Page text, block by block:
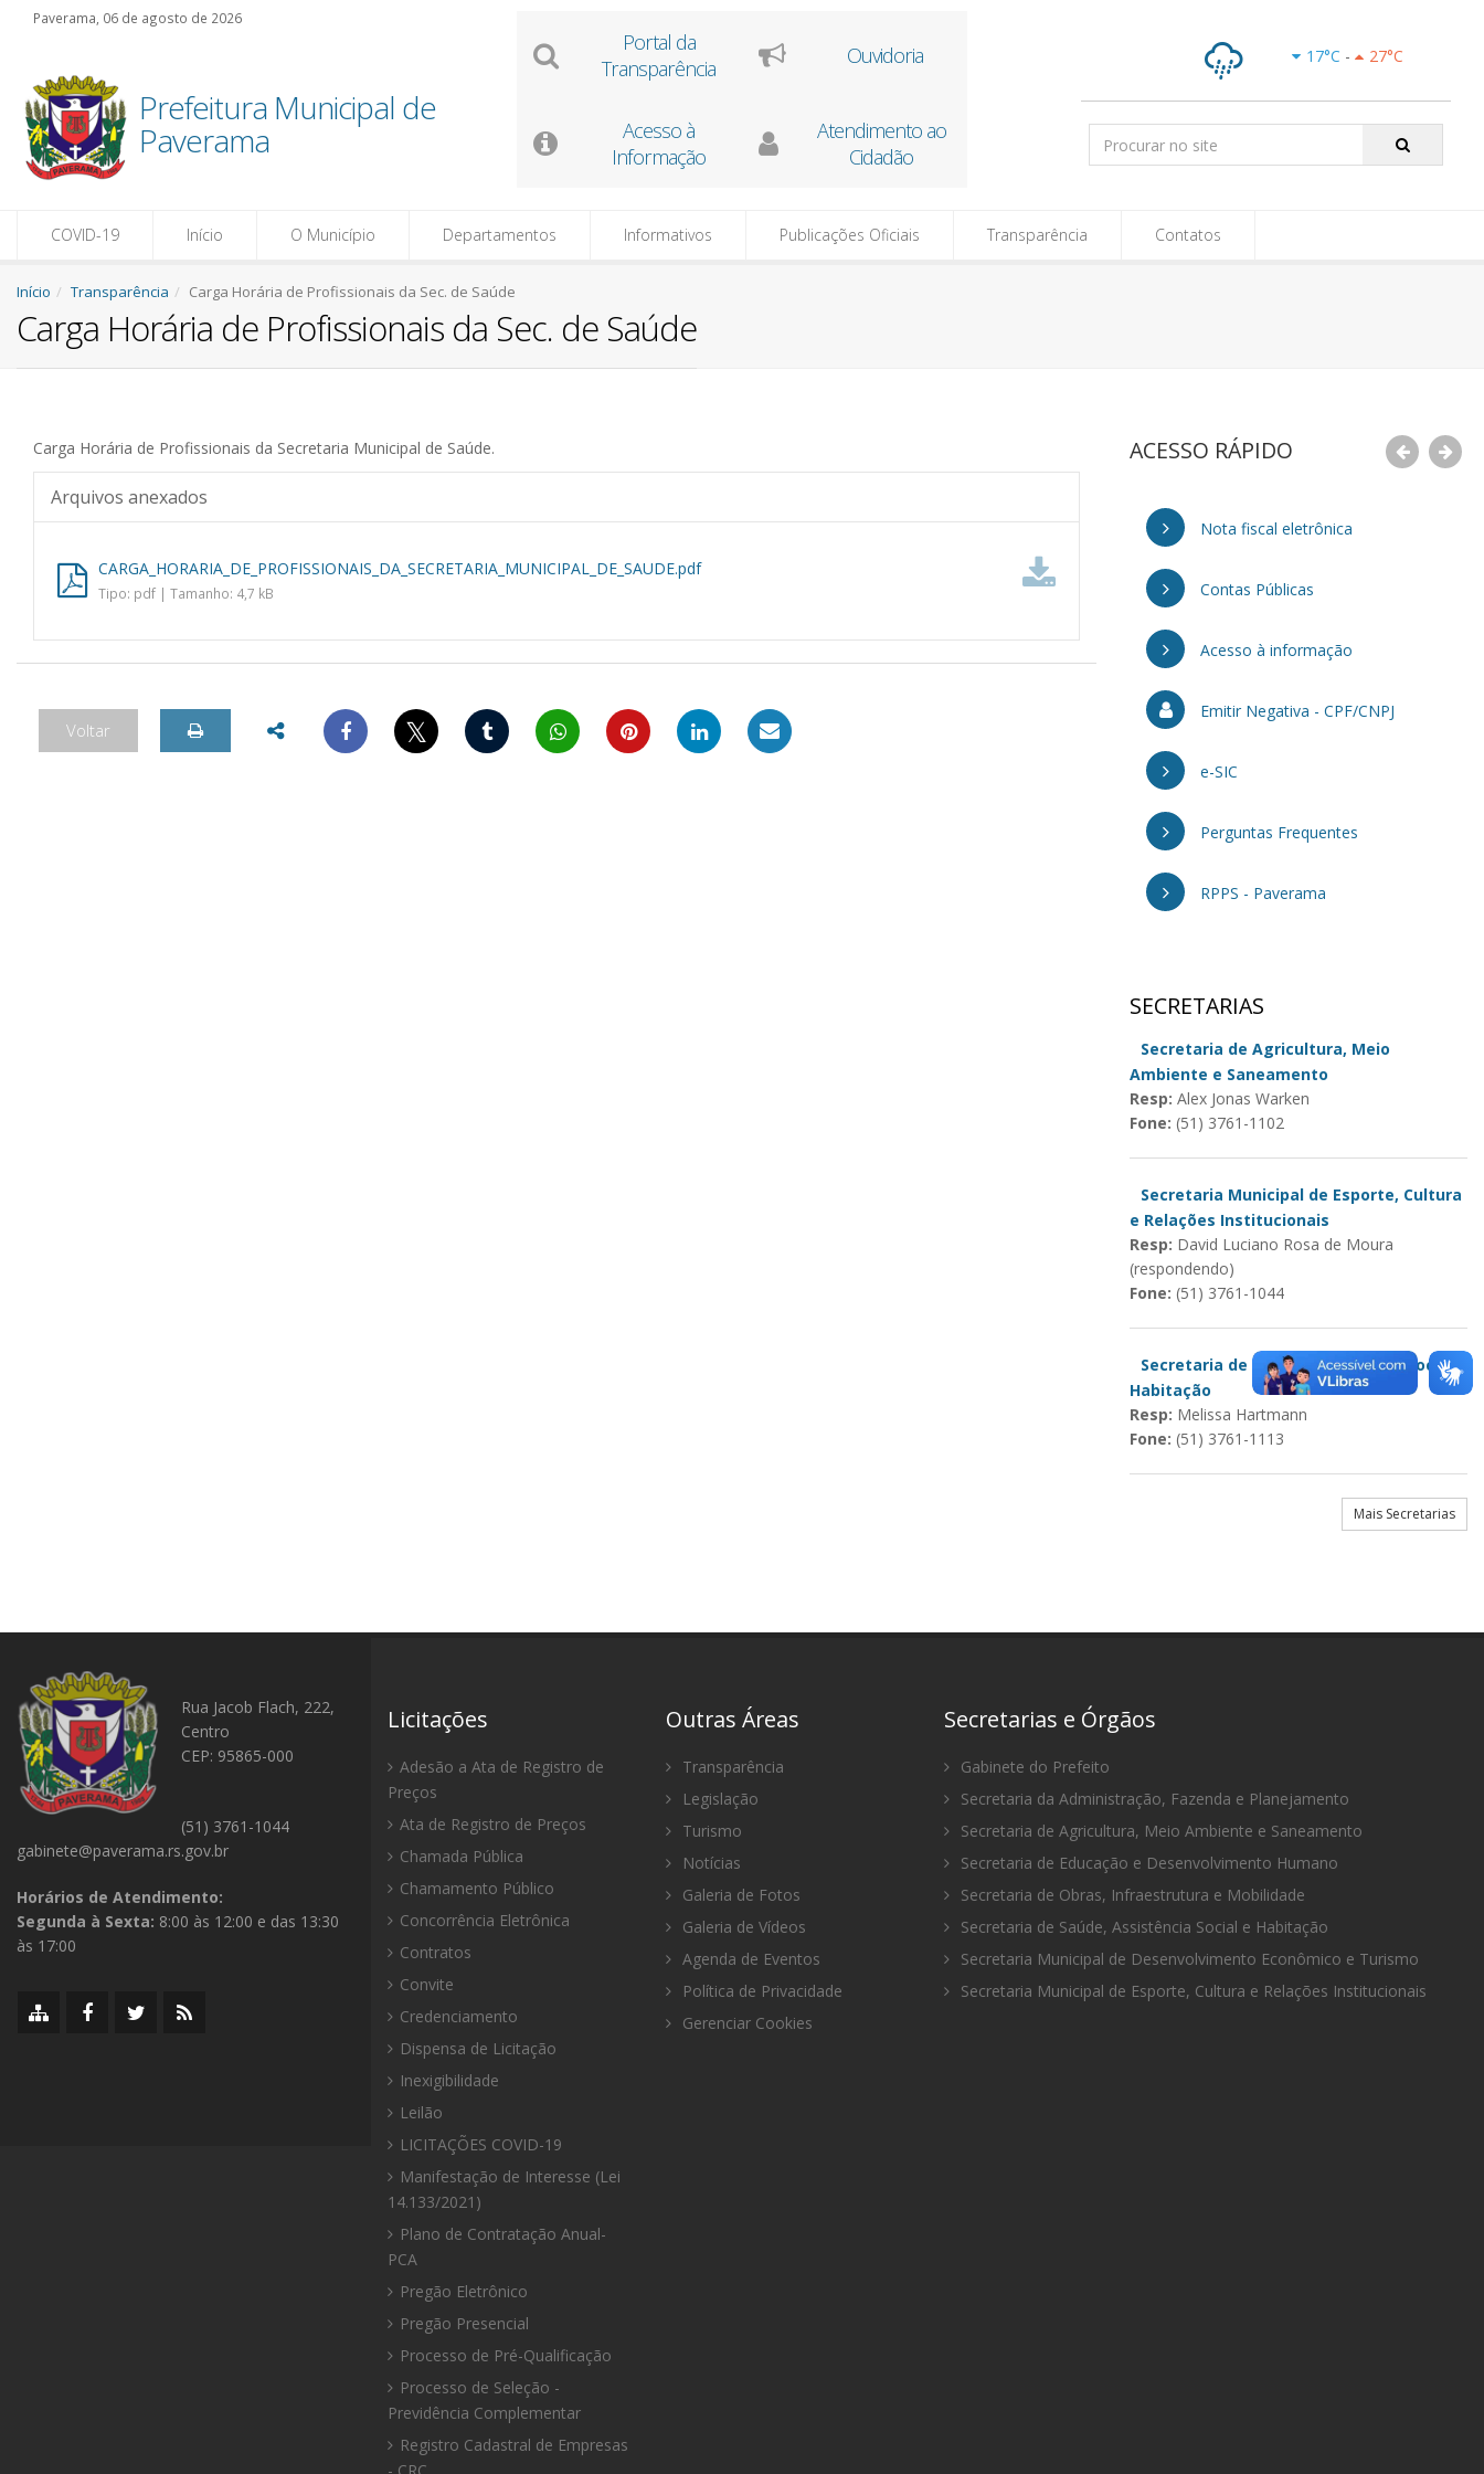
Paverama, 06 de agosto de 2026
Prefeitura Municipal de
Paverama
Portal da
Transparência
Ouvidoria
Acesso à
Informação
Atendimento ao
Cidadão
17°C - 27°C
Isoladas
Pesquisar:
COVID-19 Início O Município Departamentos Informativos Publicações Oficiais Transparência Contatos
Início Transparência Carga Horária de Profissionais da Sec. de Saúde
Carga Horária de Profissionais da Sec. de Saúde
Carga Horária de Profissionais da Secretaria Municipal de Saúde.
Arquivos anexados
CARGA_HORARIA_DE_PROFISSIONAIS_DA_SECRETARIA_MUNICIPAL_DE_SAUDE.pdf
Tipo: pdf | Tamanho: 4,7 kB
Voltar 𝕏
ACESSO RÁPIDO
Nota fiscal eletrônica
Contas Públicas
Acesso à informação
Emitir Negativa - CPF/CNPJ
e-SIC
Perguntas Frequentes
RPPS - Paverama
SECRETARIAS
Secretaria de Agricultura, Meio
Ambiente e Saneamento
Resp: Alex Jonas Warken
Fone: (51) 3761-1102
Secretaria Municipal de Esporte, Cultura
e Relações Institucionais
Resp: David Luciano Rosa de Moura
(respondendo)
Fone: (51) 3761-1044
Secretaria de Saúde, Assistência Social e
Habitação
Resp: Melissa Hartmann
Fone: (51) 3761-1113
Mais Secretarias
Rua Jacob Flach, 222,
Centro
CEP: 95865-000
(51) 3761-1044
gabinete@paverama.rs.gov.br
Horários de Atendimento:
Segunda à Sexta: 8:00 às 12:00 e das 13:30
às 17:00
MapaFacebookTwitter/X
RSS
Licitações
Adesão a Ata de Registro de
Preços
Ata de Registro de Preços
Chamada Pública
Chamamento Público
Concorrência Eletrônica
Contratos
Convite
Credenciamento
Dispensa de Licitação
Inexigibilidade
Leilão
LICITAÇÕES COVID-19
Manifestação de Interesse (Lei
14.133/2021)
Plano de Contratação Anual-
PCA
Pregão Eletrônico
Pregão Presencial
Processo de Pré-Qualificação
Processo de Seleção -
Previdência Complementar
Registro Cadastral de Empresas
Outras Áreas
Transparência
Legislação
Turismo
Notícias
Galeria de Fotos
Galeria de Vídeos
Agenda de Eventos
Política de Privacidade
Gerenciar Cookies
Secretarias e Órgãos
Gabinete do Prefeito
Secretaria da Administração, Fazenda e Planejamento
Secretaria de Agricultura, Meio Ambiente e Saneamento
Secretaria de Educação e Desenvolvimento Humano
Secretaria de Obras, Infraestrutura e Mobilidade
Secretaria de Saúde, Assistência Social e Habitação
Secretaria Municipal de Desenvolvimento Econômico e Turismo
Secretaria Municipal de Esporte, Cultura e Relações Institucionais